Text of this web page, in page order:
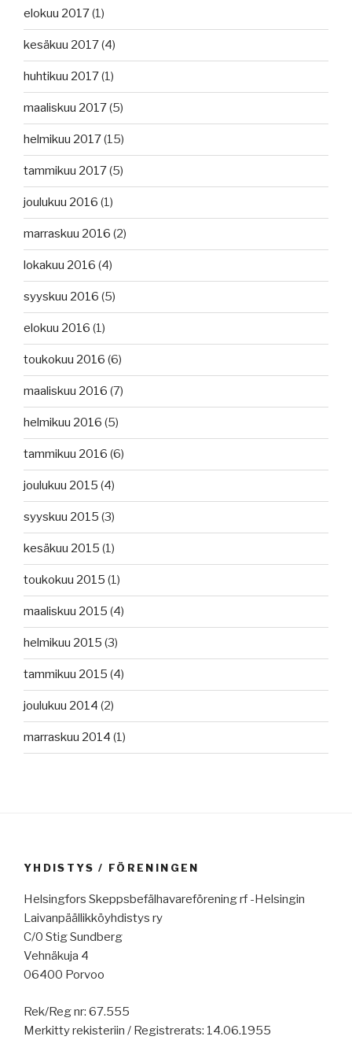
elokuu 2017(1)
kesäkuu 2017(4)
huhtikuu 2017(1)
maaliskuu 2017(5)
helmikuu 2017(15)
tammikuu 2017(5)
joulukuu 2016 (1)
marraskuu 2016 (2)
lokakuu 2016 (4)
syyskuu 2016 (5)
elokuu 2016 (1)
toukokuu 2016 (6)
maaliskuu 2016 (7)
helmikuu 2016 (5)
tammikuu 2016 (6)
joulukuu 2015 (4)
syyskuu 2015 (3)
kesäkuu 2015 (1)
toukokuu 2015 (1)
maaliskuu 2015 (4)
helmikuu 2015 (3)
tammikuu 2015 (4)
joulukuu 2014 (2)
marraskuu 2014 (1)
YHDISTYS / FÖRENINGEN
Helsingfors Skeppsbefälhavareförening rf -Helsingin
Laivanpäällikköyhdistys ry
C/0 Stig Sundberg
Vehnäkuja 4
06400 Porvoo
Rek/Reg nr: 67.555
Merkitty rekisteriin / Registrerats: 14.06.1955